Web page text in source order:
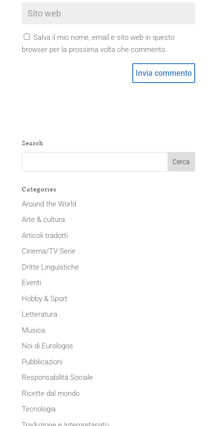
Salva il mio nome, email e sito web in questo
browser per la prossima volta che commento.
Search
Categories
Around the World
Arte & cultura
Articoli tradotti
Cinema/TV Serie
Dritte Linguistiche
Eventi
Hobby & Sport
Letteratura
Musica
Noi di Eurologos
Pubblicazioni
Responsabilità Sociale
Ricette dal mondo
Tecnologia